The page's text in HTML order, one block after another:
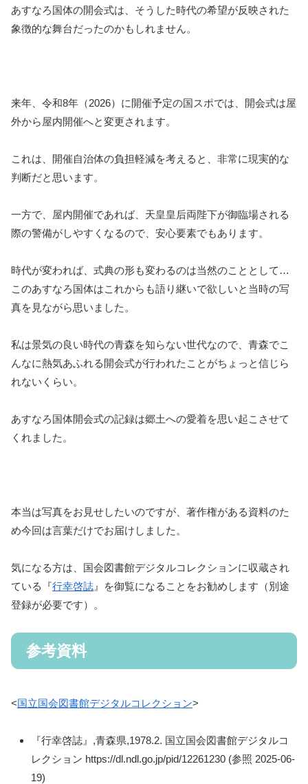
あすなろ国体の開会式は、そうした時代の希望が反映された
象徴的な舞台だったのかもしれません。
来年、令和8年（2026）に開催予定の国スポでは、開会式は屋
外から屋内開催へと変更されます。
これは、開催自治体の負担軽減を考えると、非常に現実的な
判断だと思います。
一方で、屋内開催であれば、天皇皇后両陛下が御臨場される
際の警備がしやすくなるので、安心要素でもあります。
時代が変われば、式典の形も変わるのは当然のこととして…
このあすなろ国体はこれからも語り継いで欲しいと当時の写
真を見ながら思いました。
私は景気の良い時代の青森を知らない世代なので、青森でこ
んなに熱気あふれる開会式が行われたことがちょっと信じら
れないくらい。
あすなろ国体開会式の記録は郷土への愛着を思い起こさせて
くれました。
本当は写真をお見せしたいのですが、著作権がある資料のた
め今回は言葉だけでお届けしました。
気になる方は、国会図書館デジタルコレクションに収蔵され
ている『行幸啓誌 』を御覧になることをお勧めします（別途
登録が必要です）。
参考資料
<国立国会図書館デジタルコレクション>
『行幸啓誌』,青森県,1978.2. 国立国会図書館デジタルコ
レクション https://dl.ndl.go.jp/pid/12261230 (参照 2025-06-
19)